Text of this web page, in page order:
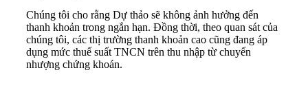
Chúng tôi cho rằng Dự thảo sẽ không ảnh hưởng đến
thanh khoản trong ngắn hạn. Đồng thời, theo quan sát của
chúng tôi, các thị trường thanh khoản cao cũng đang áp
dụng mức thuế suất TNCN trên thu nhập từ chuyển
nhượng chứng khoán.